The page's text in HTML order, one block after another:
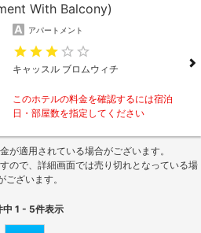
With Balcony)
アパートメント
キャッスル ブロムウィチ
このホテルの料金を確認するには宿泊
日・部屋数を指定してください
が適用されている場合がございます。
ので、詳細画面では売り切れとなっている場
ございます。
中 1 - 5件表示